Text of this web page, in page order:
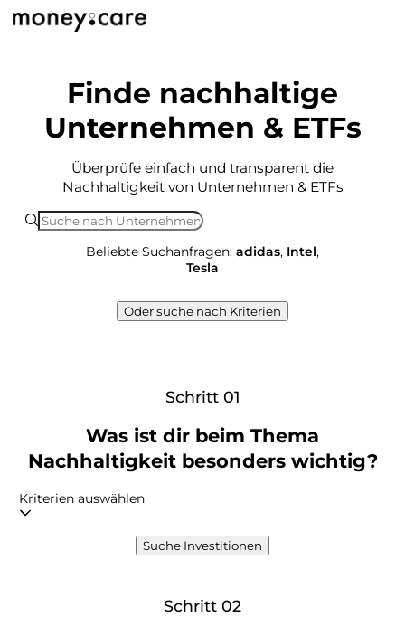
Finde nachhaltige
Unternehmen & ETFs
Überprüfe einfach und transparent die
Nachhaltigkeit von Unternehmen & ETFs
Beliebte Suchanfragen: adidas, Intel,
Tesla
Oder suche nach Kriterien
Schritt 01
Was ist dir beim Thema
Nachhaltigkeit besonders wichtig?
Kriterien auswählen
Suche Investitionen
Schritt 02